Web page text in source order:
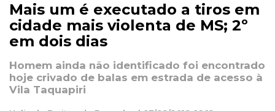
Mais um é executado a tiros em
cidade mais violenta de MS; 2º
em dois dias
Homem ainda não identificado foi encontrado
hoje crivado de balas em estrada de acesso à
Vila Taquapiri